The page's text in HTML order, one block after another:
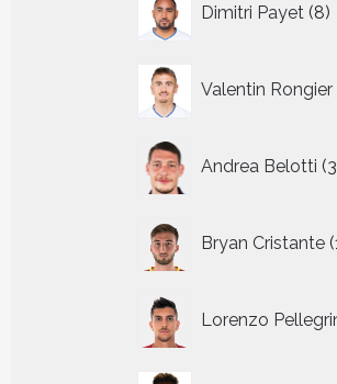
Dimitri Payet 8
Valentin Rongier
Andrea Belotti 3
Bryan Cristante
Lorenzo